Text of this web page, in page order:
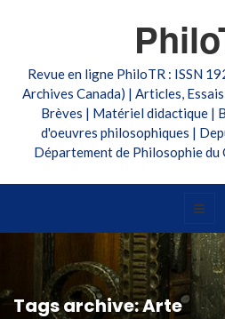
Revue en ligne PhiloTR : ISSN
Archives Canada) | Articles,
Brèves | Matériel didactique |
d'oeuvres philosophiques |
Département de Philosophie
Tags archive: Arte